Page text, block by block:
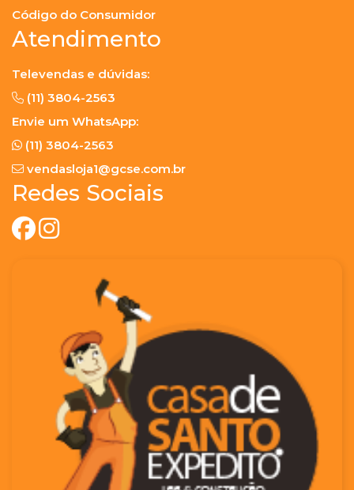
Código do Consumidor
Atendimento
Televendas e dúvidas:
(11) 3804-2563
Envie um WhatsApp:
(11) 3804-2563
vendasloja1@gcse.com.br
Redes Sociais